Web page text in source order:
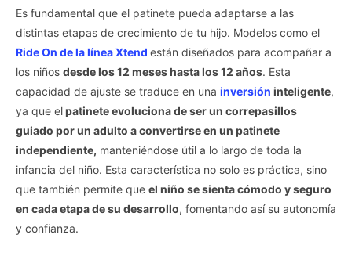
Es fundamental que el patinete pueda adaptarse a las
distintas etapas de crecimiento de tu hijo. Modelos como el
Ride On de la línea Xtend están diseñados para acompañar a
los niños desde los 12 meses hasta los 12 años. Esta
capacidad de ajuste se traduce en una inversión inteligente,
ya que elpatinete evoluciona de ser un correpasillos
guiado por un adulto a convertirse en un patinete
independiente, manteniéndose útil a lo largo de toda la
infancia del niño. Esta característica no solo es práctica, sino
que también permite que el niño se sienta cómodo y seguro
en cada etapa de su desarrollo, fomentando así su autonomía
y confianza.